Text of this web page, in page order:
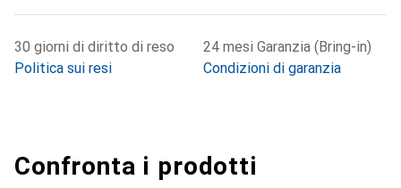
30 giorni di diritto di reso
Politica sui resi
24 mesi Garanzia (Bring-in)
Condizioni di garanzia
Confronta i prodotti